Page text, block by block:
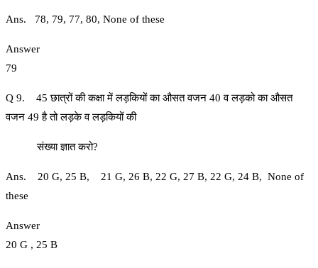
Ans. 78, 79, 77, 80, None of these
Answer
79
Q 9. 45 छात्रों की कक्षा में लड़कियों का औसत वजन 40 व लड़को का औसत
वजन 49 है तो लड़के व लड़कियों की
संख्या ज्ञात करो?
Ans. 20 G, 25 B, 21 G, 26 B, 22 G, 27 B, 22 G, 24 B, None of
these
Answer
20 G , 25 B